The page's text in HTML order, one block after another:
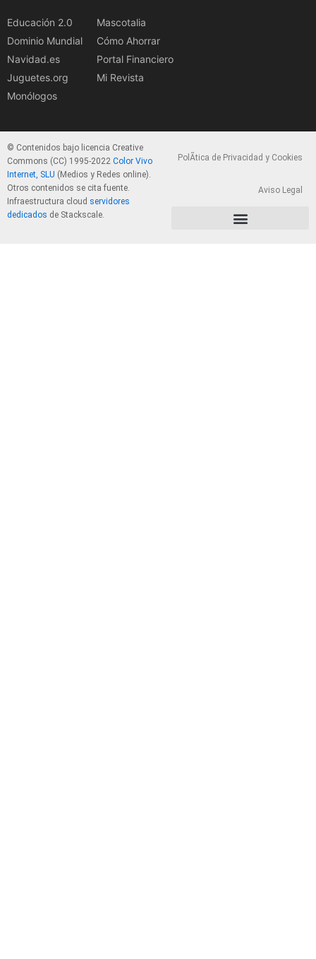
Educación 2.0
Dominio Mundial
Navidad.es
Juguetes.org
Monólogos
Mascotalia
Cómo Ahorrar
Portal Financiero
Mi Revista
© Contenidos bajo licencia Creative
Commons (CC) 1995-2022 Color Vivo
Internet, SLU (Medios y Redes online).
Otros contenidos se cita fuente.
Infraestructura cloud servidores
dedicados de Stackscale.
PolÃ­tica de Privacidad y Cookies
Aviso Legal